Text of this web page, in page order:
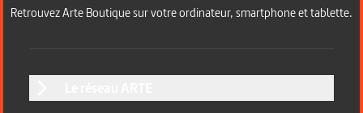
Retrouvez Arte Boutique sur votre ordinateur, smartphone et tablette.